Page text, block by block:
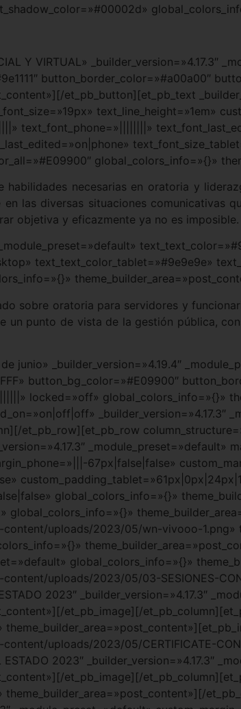
Y VIRTUAL» _builder_version=»4.17.3″
button_border_color=»#a00a00″
et_pb_button][et_pb_text
text_line_height=»1em»
text_font_phone=»||||||||»
global_colors_info=»{}»
habilidades necesarias en oratoria y
en las diversas situaciones comunicativas
objetiva y eficazmente ya no es imposible.
text_text_color_tablet=»#9e9e9e»
sobre oratoria para servidores y
un punto de vista de la gestión pública,
junio» _builder_version=»4.19.4″
button_bg_color=»#E09900″
locked=»off» global_colors_info=»{}»
_builder_version=»4.17.3″
et_pb_row][et_pb_row
_module_preset=»default»
67px|false|false»
global_colors_info=»{}»
global_colors_info=»{}»
uploads/2023/05/wn-vivooo-1.png»
global_colors_info=»{}»
uploads/2023/05/03-SESIONES-
2023″ _builder_version=»4.17.3″
et_pb_image][/
uploads/2023/05/CERTIFICATE-
2023″ _builder_version=»4.17.3″
et_pb_image][/
theme_builder_area=»post_content»][/